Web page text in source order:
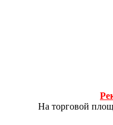
На торговой